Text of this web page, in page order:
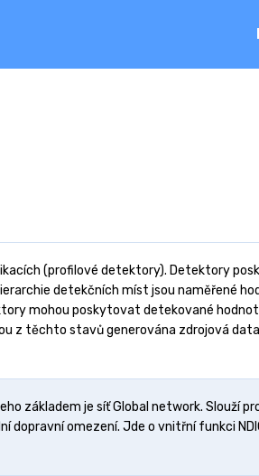
(profilové detektory). Detektory
detekčních míst jsou naměřené
mohou poskytovat detekované
z těchto stavů generována zdrojová
základem je síť Global network. Slouží
omezení. Jde o vnitřní funkci